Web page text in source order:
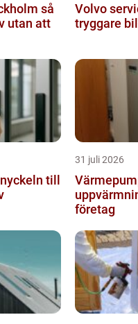
så
utan att
Volvo
tryggare
31 juli 2026
Värmepump i
företag